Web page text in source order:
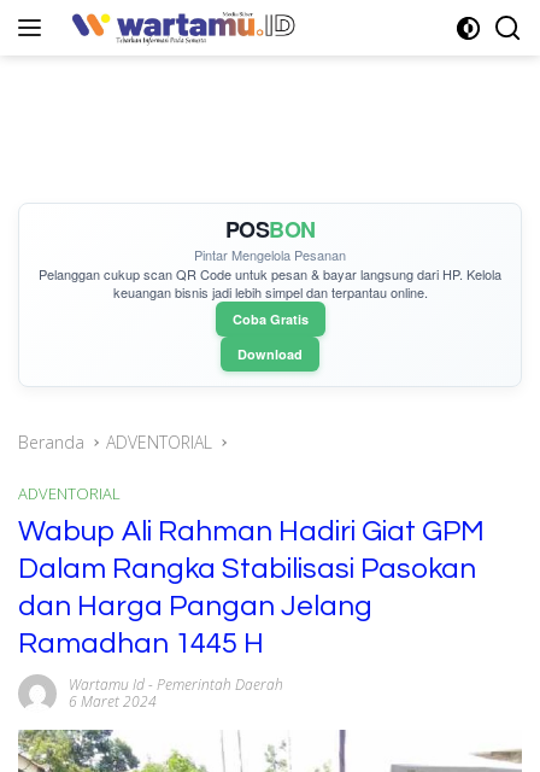
POSBON
Pintar Mengelola Pesanan
Pelanggan cukupscan QR Codeuntuk pesan & bayar langsung dari HP. Kelola
keuangan bisnis jadi lebih simpel dan terpantau online.
Coba Gratis
Download
Beranda ADVENTORIAL
ADVENTORIAL
Wabup Ali Rahman Hadiri Giat GPM
Dalam Rangka Stabilisasi Pasokan
dan Harga Pangan Jelang
Ramadhan 1445 H
Wartamu Id- Pemerintah Daerah
6 Maret 2024